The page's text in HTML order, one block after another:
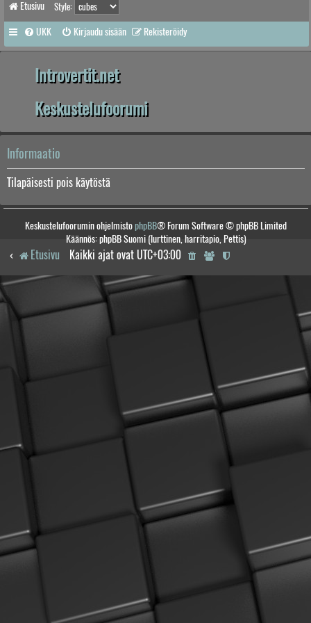
Etusivu Style:
UKK Kirjaudu sisään Rekisteröidy
Introvertit.net
Keskustelufoorumi
Informaatio
Tilapäisesti pois käytöstä
Keskustelufoorumin ohjelmistophpBB® Forum Software © phpBB Limited
Käännös: phpBB Suomi (lurttinen, harritapio, Pettis)
Etusivu Kaikki ajat ovat UTC+03:00